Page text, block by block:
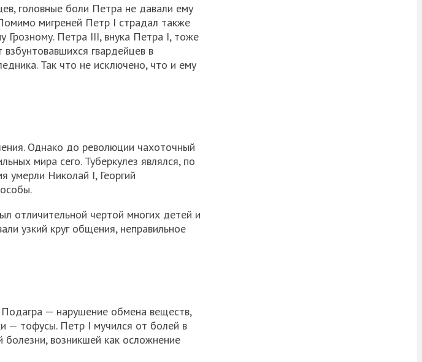
головные боли Петра не давали ему
Помимо мигреней Петр I страдал также
Грозному. Петра III, внука Петра I, тоже
гвардейцев в
Так что не исключено, что и ему
Однако до революции чахоточный
мира сего. Туберкулез являлся, по
умерли Николай I, Георгий
отличительной чертой многих детей и
узкий круг общения, неправильное
— нарушение обмена веществ,
— тофусы. Петр I мучился от болей в
возникшей как осложнение